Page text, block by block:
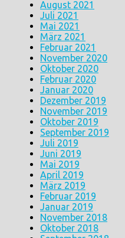
August 2021
Juli 2021
Mai 2021
März 2021
Februar 2021
November 2020
Oktober 2020
Februar 2020
Januar 2020
Dezember 2019
November 2019
Oktober 2019
September 2019
Juli 2019
Juni 2019
Mai 2019
April 2019
März 2019
Februar 2019
Januar 2019
November 2018
Oktober 2018